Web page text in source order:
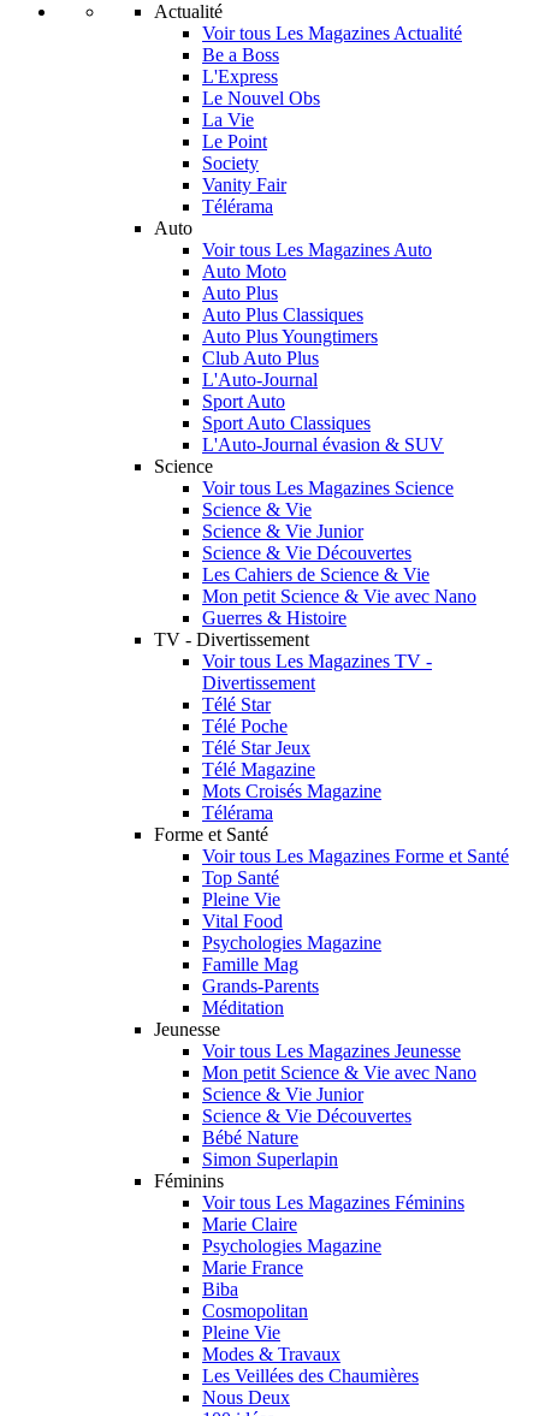
Actualité
Voir tous Les Magazines Actualité
Be a Boss
L'Express
Le Nouvel Obs
La Vie
Le Point
Society
Vanity Fair
Télérama
Auto
Voir tous Les Magazines Auto
Auto Moto
Auto Plus
Auto Plus Classiques
Auto Plus Youngtimers
Club Auto Plus
L'Auto-Journal
Sport Auto
Sport Auto Classiques
L'Auto-Journal évasion & SUV
Science
Voir tous Les Magazines Science
Science & Vie
Science & Vie Junior
Science & Vie Découvertes
Les Cahiers de Science & Vie
Mon petit Science & Vie avec Nano
Guerres & Histoire
TV - Divertissement
Voir tous Les Magazines TV -
Divertissement
Télé Star
Télé Poche
Télé Star Jeux
Télé Magazine
Mots Croisés Magazine
Télérama
Forme et Santé
Voir tous Les Magazines Forme et Santé
Top Santé
Pleine Vie
Vital Food
Psychologies Magazine
Famille Mag
Grands-Parents
Méditation
Jeunesse
Voir tous Les Magazines Jeunesse
Mon petit Science & Vie avec Nano
Science & Vie Junior
Science & Vie Découvertes
Bébé Nature
Simon Superlapin
Féminins
Voir tous Les Magazines Féminins
Marie Claire
Psychologies Magazine
Marie France
Biba
Cosmopolitan
Pleine Vie
Modes & Travaux
Les Veillées des Chaumières
Nous Deux